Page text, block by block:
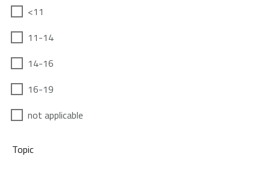
<11
11-14
14-16
16-19
not applicable
Topic